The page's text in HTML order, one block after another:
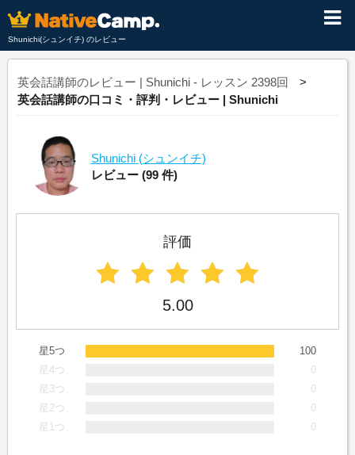
Shunichi(シュンイチ) のレビュー
英会話講師のレビュー | Shunichi - レッスン 2398回
英会話講師の口コミ・評判・レビュー | Shunichi
Shunichi (シュンイチ)
レビュー (99 件)
評価
5.00
星5つ
100
星4つ
0
星3つ
0
星2つ
0
星1つ
0